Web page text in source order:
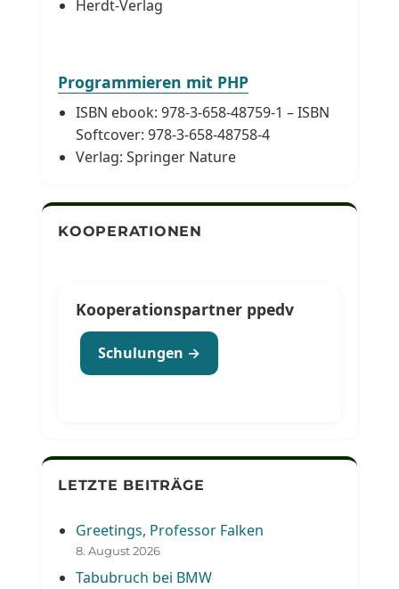
Herdt-Verlag
Programmieren mit PHP
ISBN ebook: 978-3-658-48759-1 – ISBN
Softcover: 978-3-658-48758-4
Verlag: Springer Nature
KOOPERATIONEN
Kooperationspartner ppedv
Schulungen →
LETZTE BEITRÄGE
Greetings, Professor Falken
8. August 2026
Tabubruch bei BMW